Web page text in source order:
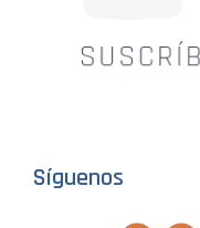
Síguenos